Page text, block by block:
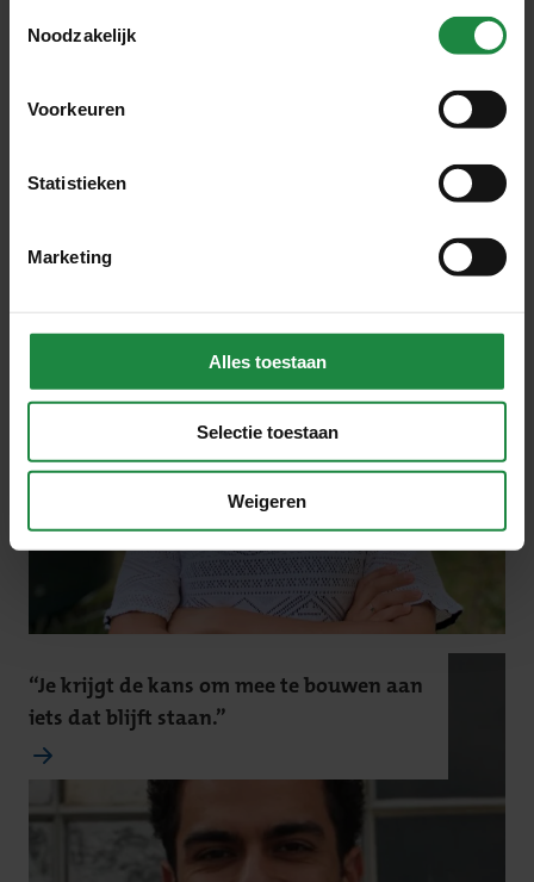
Noodzakelijk
Voorkeuren
Statistieken
Marketing
Alles toestaan
Selectie toestaan
Weigeren
wordt echt!"
“Je krijgt de kans om mee te bouwen aan
iets dat blijft staan.”